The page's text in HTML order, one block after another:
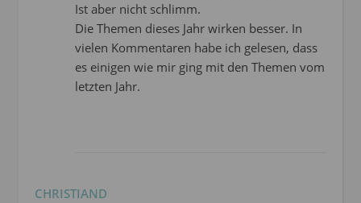
Ist aber nicht schlimm.
Die Themen dieses Jahr wirken besser. In
vielen Kommentaren habe ich gelesen, dass
es einigen wie mir ging mit den Themen vom
letzten Jahr.
CHRISTIAND